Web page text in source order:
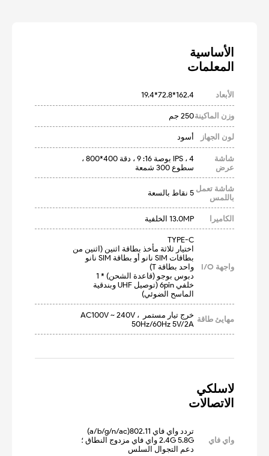
المعلمات
الأبعاد 162.4*72.8*19.4
وزن الماكينة250 جم
لون الجهاز أسود
شاشة
عرض
IPS ، 4 بوصة 16: 9 ، دقة 400*800 ،
سطوع 300 شمعة
شاشة تعمل
باللمس
5 نقاط بالسعة
الكاميرا 13.0MP الخلفية
واجهة I/O
TYPE-C
اختيار ثلاثة مأخذ بطاقة اثنين (اثنين من
بطاقات SIM نانو أو بطاقة SIM نانو
واحد بطاقة T)
دبوس بوجو (قاعدة الشحن) * 1
خلفي 6pin (توصيل UHF وبندقية
الماسح الضوئي)
مهايئ طاقة
خرج تيار مستمر AC100V ~ 240V ،
50Hz/60Hz 5V/2A
الاتصالات
واي فاي
تردد واي فاي 802.11(a/b/g/n/ac)
2.4G 5.8G واي فاي مزدوج النطاق ؛
دعم التجوال السلس